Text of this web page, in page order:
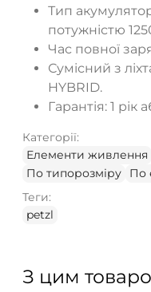
Тип
потужністю
Час повної
Сумісний з
HYBRID.
Гарантія: 1
Категорії:
Елементи живлення
По типорозміру
По
Теги:
petzl
З цим